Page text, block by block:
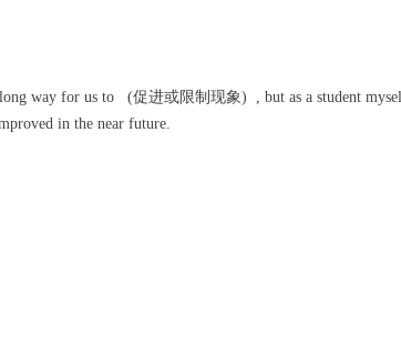
way for us to (促进或限制现象) , but as a student
in the near future.